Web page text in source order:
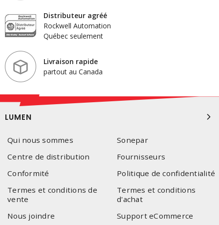
Distributeur agréé
Rockwell Automation
Québec seulement
Livraison rapide
partout au Canada
LUMEN
Qui nous sommes
Sonepar
Centre de distribution
Fournisseurs
Conformité
Politique de confidentialité
Termes et conditions de
vente
Termes et conditions
d'achat
Nous joindre
Support eCommerce